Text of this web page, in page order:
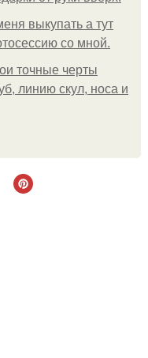
выкупать а тут
со мной.
точные черты
линию скул, носа и